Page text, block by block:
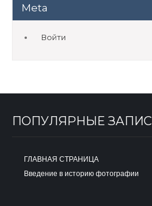
Meta
Войти
ПОПУЛЯРНЫЕ
ГЛАВНАЯ СТРАНИЦА
Введение в историю фотографии